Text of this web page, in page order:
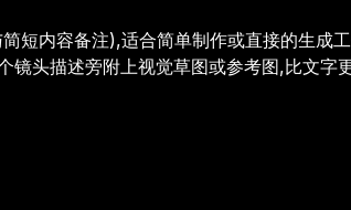
短内容备注),适合简单制作或直接的生
头描述旁附上视觉草图或参考图,比文